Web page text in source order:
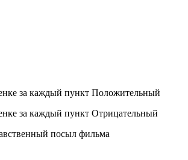
за каждый пункт Положительный
за каждый пункт Отрицательный
посыл фильма